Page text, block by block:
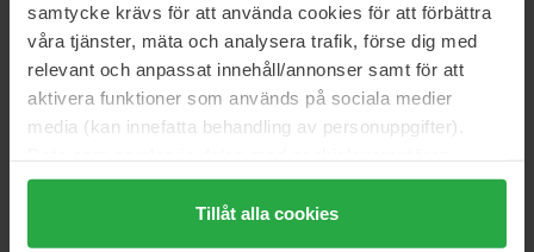
samtycke krävs för att använda cookies för att förbättra
våra tjänster, mäta och analysera trafik, förse dig med
relevant och anpassat innehåll/annonser samt för att
aktivera funktioner som används på sociala medier
media (kan innefatta behandling av personuppgifter).
Genom att trycka på "Tillåt alla cookies" accepterar du
alla cookies, medan du under "Detaljer" kan anpassa
användningen av cookies. Du kan när som helst återkalla
Tillåt alla cookies
20 € 28 €
NYX Professional Makeup Clinique
Treatment